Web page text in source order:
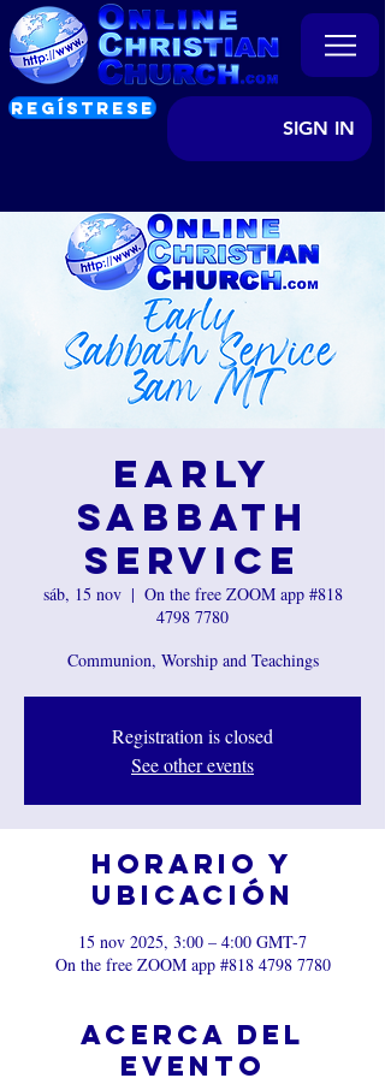
REGÍSTRESE
SIGN IN
Early
Sabbath
Service
sáb, 15 nov
  |
On the free ZOOM app #818
4798 7780
Communion, Worship and Teachings
Registration is closed
See other events
Horario y
ubicación
15 nov 2025, 3:00 – 4:00 GMT-7
On the free ZOOM app #818 4798 7780
Acerca del
evento